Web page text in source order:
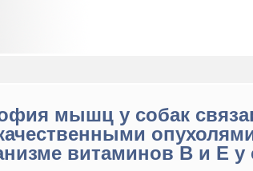
мышц у собак
витаминов В и Е у